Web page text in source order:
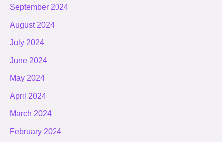
September 2024
August 2024
July 2024
June 2024
May 2024
April 2024
March 2024
February 2024